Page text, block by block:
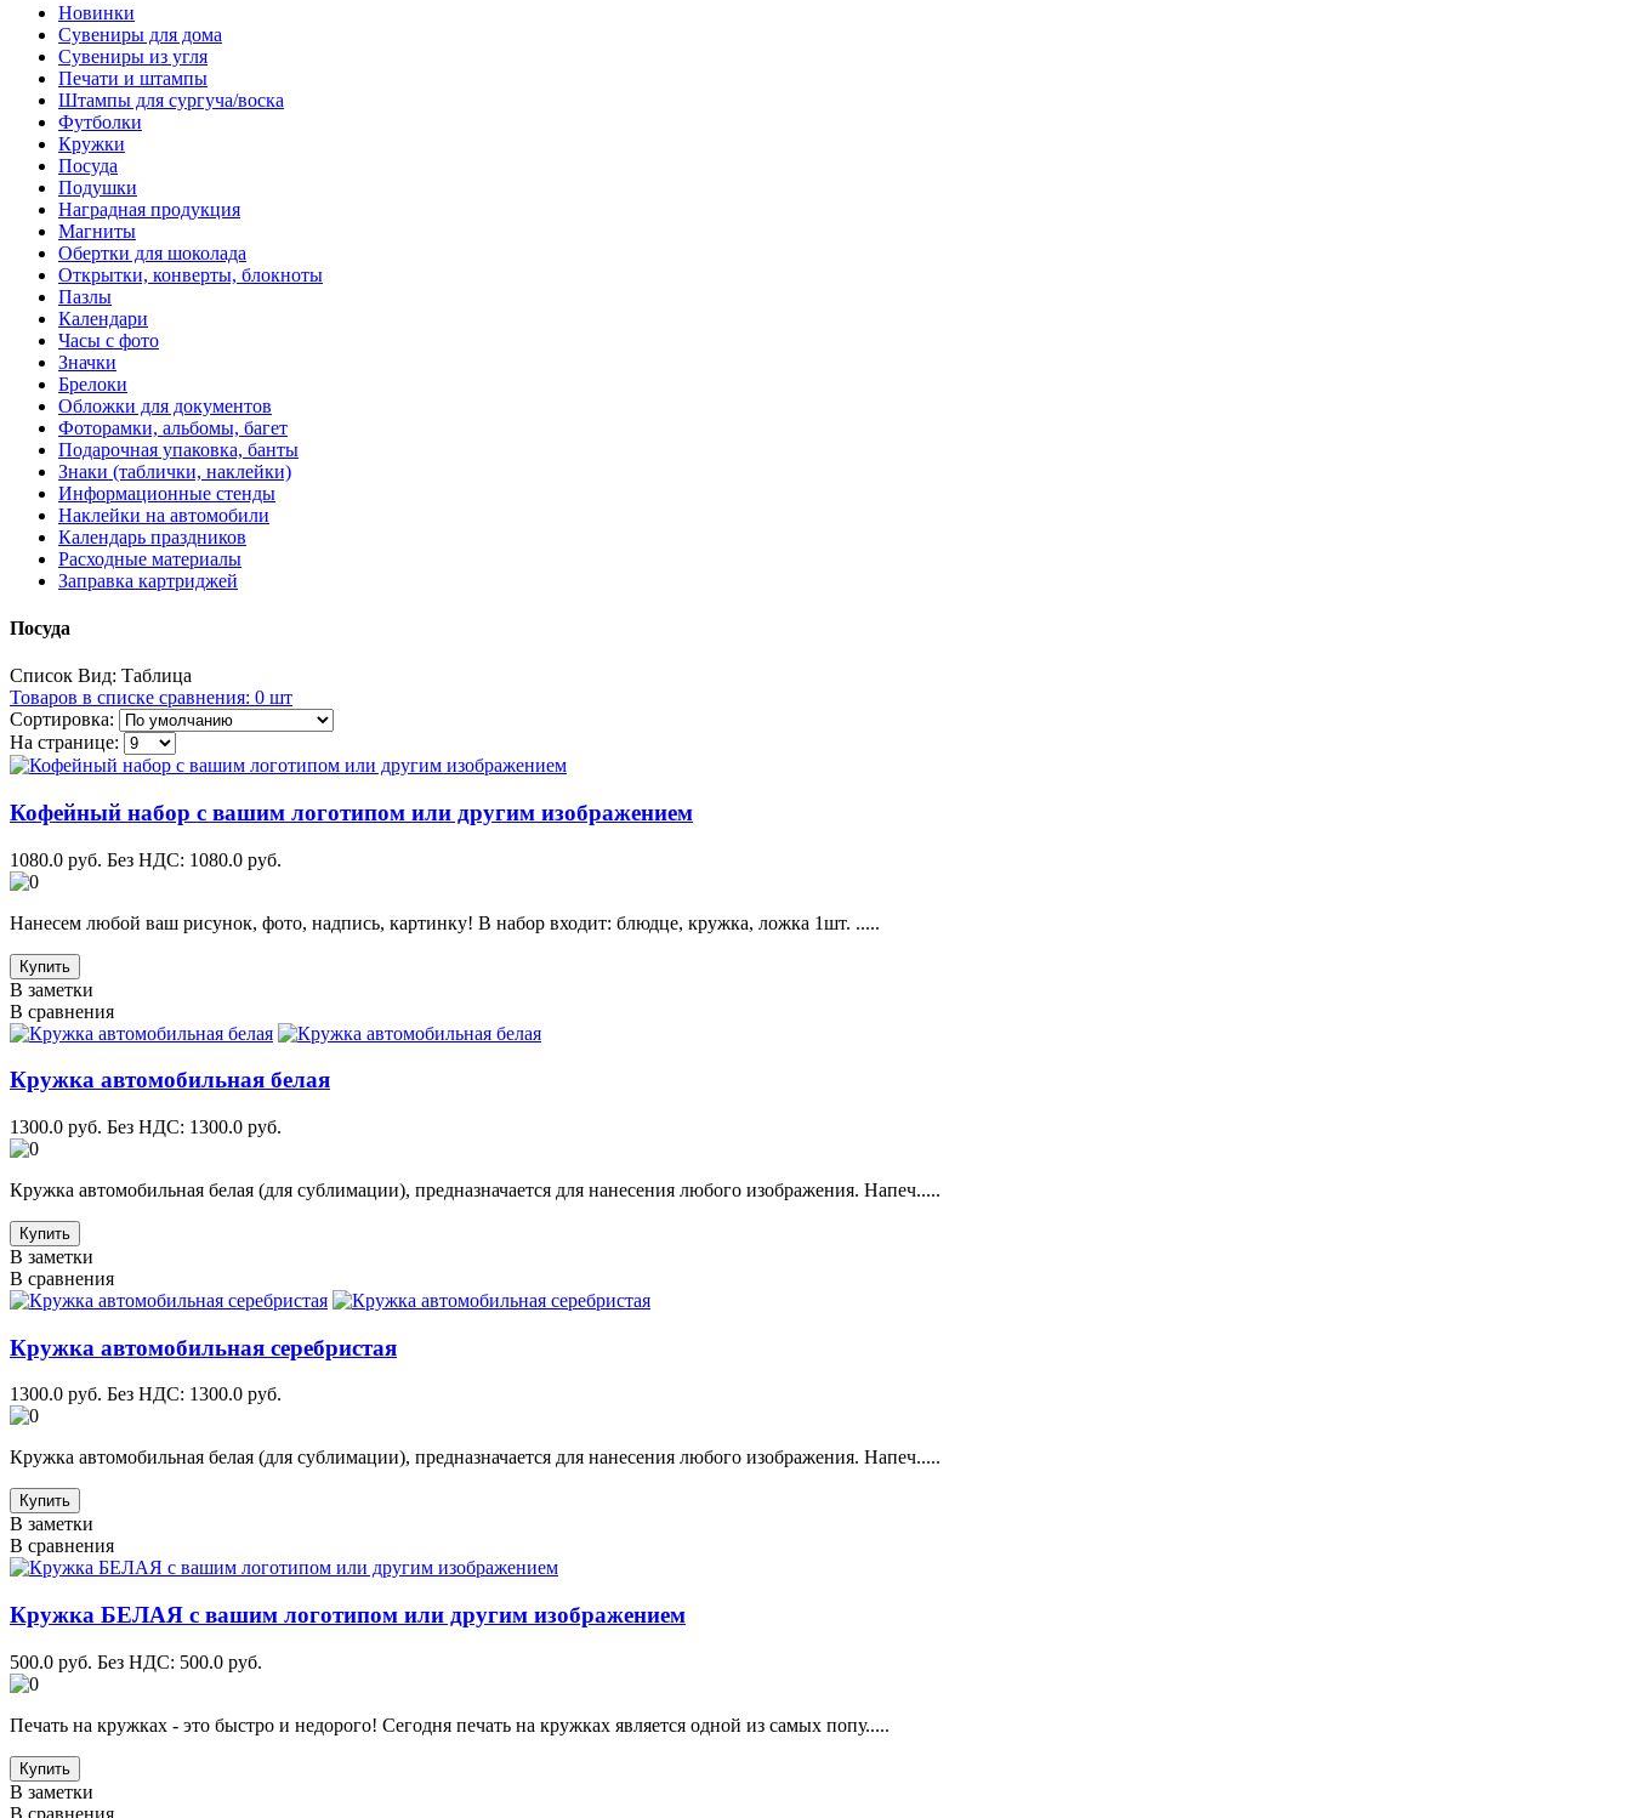
Новинки
Сувениры для дома
Сувениры из угля
Печати и штампы
Штампы для сургуча/воска
Футболки
Кружки
Посуда
Подушки
Наградная продукция
Магниты
Обертки для шоколада
Открытки, конверты, блокноты
Пазлы
Календари
Часы с фото
Значки
Брелоки
Обложки для документов
Фоторамки, альбомы, багет
Подарочная упаковка, банты
Знаки (таблички, наклейки)
Информационные стенды
Наклейки на автомобили
Календарь праздников
Расходные материалы
Заправка картриджей
Посуда
Список Вид: Таблица
Товаров в списке сравнения: 0 шт
Сортировка:
На странице:
Кофейный набор с вашим логотипом или другим изображением
1080.0 руб. Без НДС: 1080.0 руб.
Нанесем любой ваш рисунок, фото, надпись, картинку! В набор входит: блюдце, кружка, ложка 1шт. .....
Купить
В заметки
В сравнения
Кружка автомобильная белая
1300.0 руб. Без НДС: 1300.0 руб.
Кружка автомобильная белая (для сублимации), предназначается для нанесения любого изображения. Напеч.....
Купить
В заметки
В сравнения
Кружка автомобильная серебристая
1300.0 руб. Без НДС: 1300.0 руб.
Кружка автомобильная белая (для сублимации), предназначается для нанесения любого изображения. Напеч.....
Купить
В заметки
В сравнения
Кружка БЕЛАЯ с вашим логотипом или другим изображением
500.0 руб. Без НДС: 500.0 руб.
Печать на кружках - это быстро и недорого! Сегодня печать на кружках является одной из самых попу.....
Купить
В заметки
В сравнения